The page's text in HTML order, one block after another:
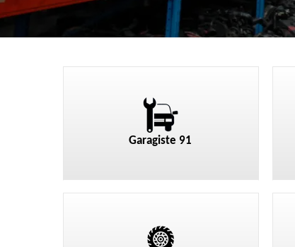
Garagiste 91